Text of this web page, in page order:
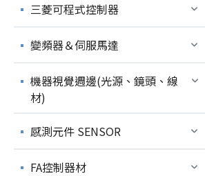
三菱可程式控制器
變頻器＆伺服馬達
機器視覺週邊(光源、鏡頭、線
材)
感測元件 SENSOR
FA控制器材